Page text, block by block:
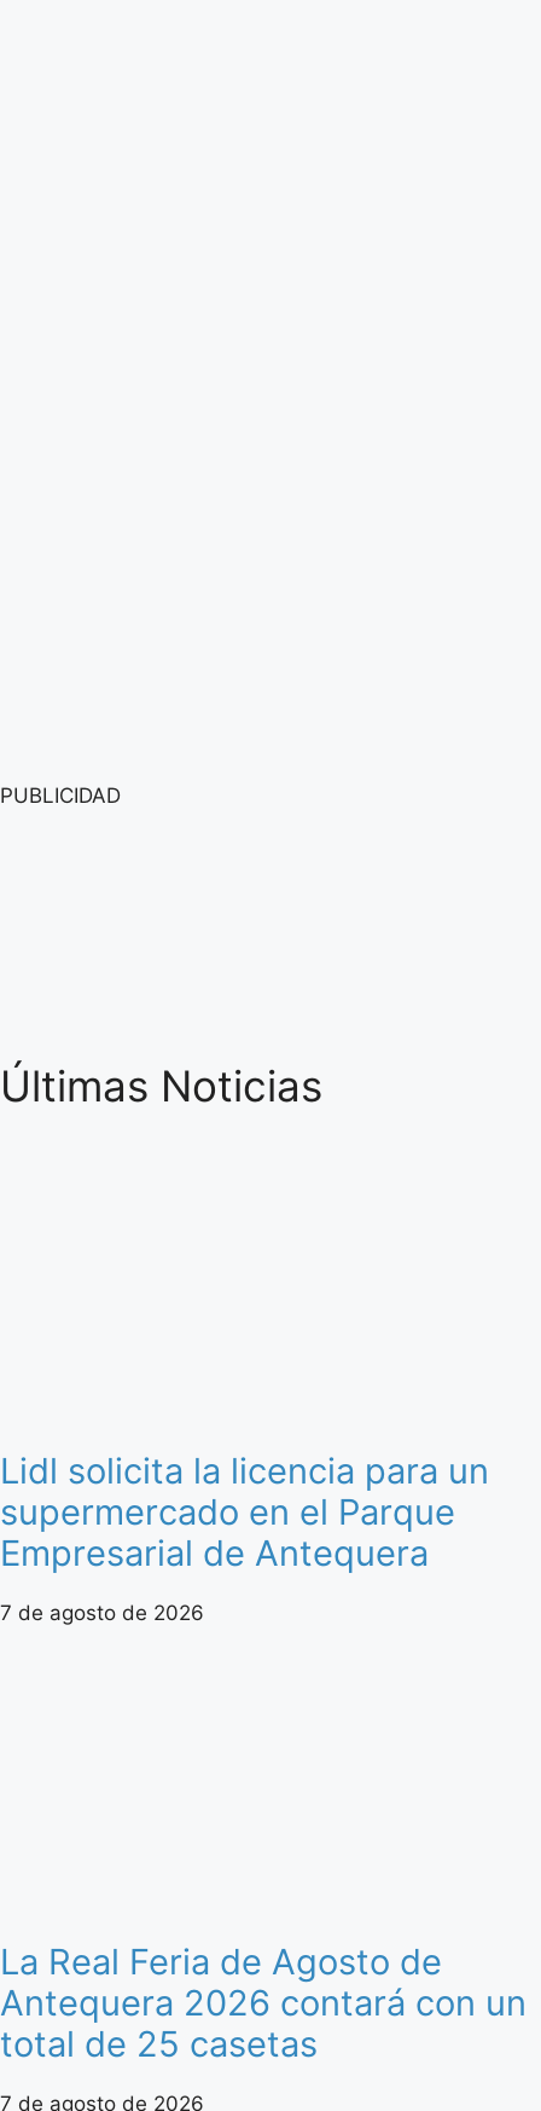
PUBLICIDAD
Últimas Noticias
Lidl solicita la licencia para un
supermercado en el Parque
Empresarial de Antequera
7 de agosto de 2026
La Real Feria de Agosto de
Antequera 2026 contará con un
total de 25 casetas
7 de agosto de 2026